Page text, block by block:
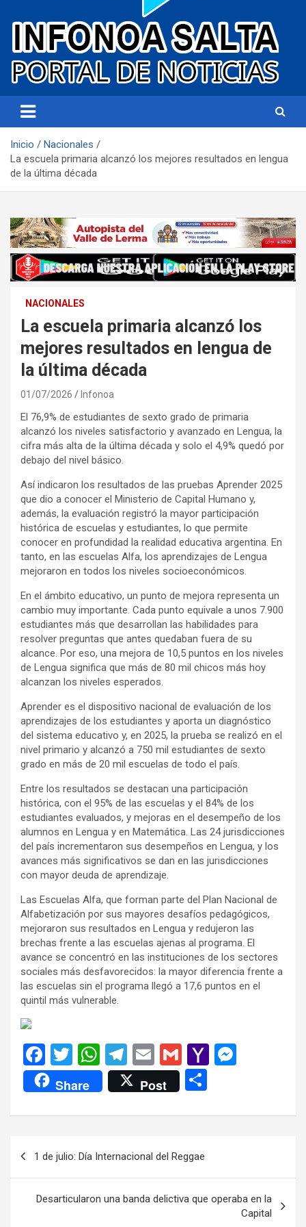
Infonoa Salta
Inicio
Nacionales
La escuela primaria alcanzó los mejores resultados en lengua
de la última década
NACIONALES
La escuela primaria alcanzó los
mejores resultados en lengua de
la última década
01/07/2026 Infonoa
El 76,9% de estudiantes de sexto grado de primaria
alcanzó los niveles satisfactorio y avanzado en Lengua, la
cifra más alta de la última década y solo el 4,9% quedó por
debajo del nivel básico.
Así indicaron los resultados de las pruebas Aprender 2025
que dio a conocer el Ministerio de Capital Humano y,
además, la evaluación registró la mayor participación
histórica de escuelas y estudiantes, lo que permite
conocer en profundidad la realidad educativa argentina. En
tanto, en las escuelas Alfa, los aprendizajes de Lengua
mejoraron en todos los niveles socioeconómicos.
En el ámbito educativo, un punto de mejora representa un
cambio muy importante. Cada punto equivale a unos 7.900
estudiantes más que desarrollan las habilidades para
resolver preguntas que antes quedaban fuera de su
alcance. Por eso, una mejora de 10,5 puntos en los niveles
de Lengua significa que más de 80 mil chicos más hoy
alcanzan los niveles esperados.
Aprender es el dispositivo nacional de evaluación de los
aprendizajes de los estudiantes y aporta un diagnóstico
del sistema educativo y, en 2025, la prueba se realizó en el
nivel primario y alcanzó a 750 mil estudiantes de sexto
grado en más de 20 mil escuelas de todo el país.
Entre los resultados se destacan una participación
histórica, con el 95% de las escuelas y el 84% de los
estudiantes evaluados, y mejoras en el desempeño de los
alumnos en Lengua y en Matemática. Las 24 jurisdicciones
del país incrementaron sus desempeños en Lengua, y los
avances más significativos se dan en las jurisdicciones
con mayor deuda de aprendizaje.
Las Escuelas Alfa, que forman parte del Plan Nacional de
Alfabetización por sus mayores desafíos pedagógicos,
mejoraron sus resultados en Lengua y redujeron las
brechas frente a las escuelas ajenas al programa. El
avance se concentró en las instituciones de los sectores
sociales más desfavorecidos: la mayor diferencia frente a
las escuelas sin el programa llegó a 17,6 puntos en el
quintil más vulnerable.
F
a
ce
b
o
k
T
wi
tt
er
W
h
at
s
p
p
T
el
e
gr
m
E
m
ail
G
m
ail
Y
o
ail
n
Share Post
m
entradas
1 de julio: Día Internacional del Reggae
Desarticularon una banda delictiva que operaba en la
Capital